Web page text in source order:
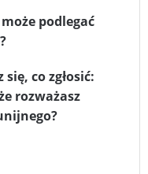
podlegać
co zgłosić:
rozważasz